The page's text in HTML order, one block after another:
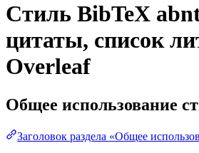
Стиль BibTeX
цитаты, список
Overleaf
Общее использование
Заголовок раздела «Общее